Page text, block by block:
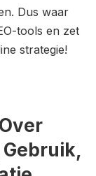
Dus waar
tools en zet
strategie!